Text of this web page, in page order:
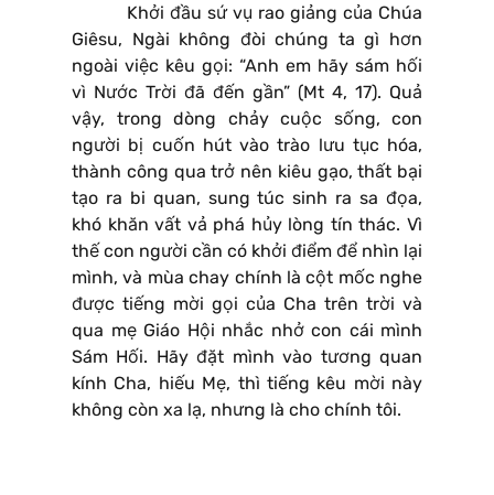
Khởi đầu sứ vụ rao giảng của Chúa
Giêsu, Ngài không đòi chúng ta gì hơn
ngoài việc kêu gọi: “Anh em hãy sám hối
vì Nước Trời đã đến gần” (Mt 4, 17). Quả
vậy, trong dòng chảy cuộc sống, con
người bị cuốn hút vào trào lưu tục hóa,
thành công qua trở nên kiêu gạo, thất bại
tạo ra bi quan, sung túc sinh ra sa đọa,
khó khăn vất vả phá hủy lòng tín thác. Vì
thế con người cần có khởi điểm để nhìn lại
mình, và mùa chay chính là cột mốc nghe
được tiếng mời gọi của Cha trên trời và
qua mẹ Giáo Hội nhắc nhở con cái mình
Sám Hối. Hãy đặt mình vào tương quan
kính Cha, hiếu Mẹ, thì tiếng kêu mời này
không còn xa lạ, nhưng là cho chính tôi.